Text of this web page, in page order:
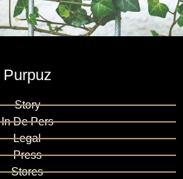
Purpuz
Story
In De Pers
Legal
Press
Stores